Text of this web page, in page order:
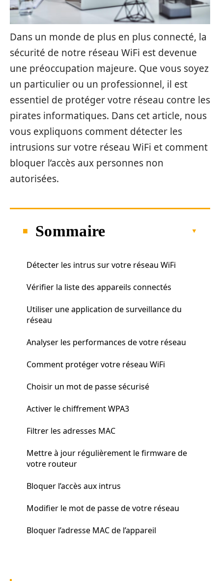
Dans un monde de plus en plus connecté, la
sécurité de notre réseau WiFi est devenue
une préoccupation majeure. Que vous soyez
un particulier ou un professionnel, il est
essentiel de protéger votre réseau contre les
pirates informatiques. Dans cet article, nous
vous expliquons comment détecter les
intrusions sur votre réseau WiFi et comment
bloquer l’accès aux personnes non
autorisées.
Sommaire
Détecter les intrus sur votre réseau WiFi
Vérifier la liste des appareils connectés
Utiliser une application de surveillance du
réseau
Analyser les performances de votre réseau
Comment protéger votre réseau WiFi
Choisir un mot de passe sécurisé
Activer le chiffrement WPA3
Filtrer les adresses MAC
Mettre à jour régulièrement le firmware de
votre routeur
Bloquer l’accès aux intrus
Modifier le mot de passe de votre réseau
Bloquer l’adresse MAC de l’appareil